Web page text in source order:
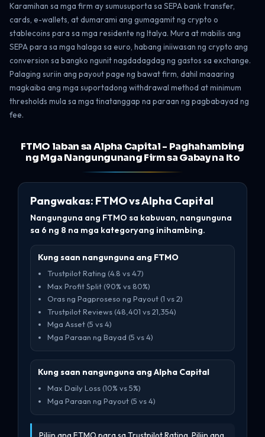
Karamihan sa mga firm ay sumusuporta sa SEPA bank transfer,
cards, e-wallets, at dumarami ang gumagamit ng crypto o
stablecoins para sa mga residente ng Italya. Mura at mabilis ang
SEPA para sa mga halaga sa euro, habang iniiwasan ng crypto ang
conversion sa bangko ngunit nagdadagdag ng gastos sa exchange.
Palaging suriin ang payout page ng bawat firm, dahil maaaring
magkaiba ang mga suportadong withdrawal method at minimum
thresholds mula sa mga tinatanggap na paraan ng pagbabayad ng
fee.
FTMO laban sa Alpha Capital - Paghahambing
ng Mga Nangungunang Firm sa Gabay na Ito
Pangwakas: FTMO vs Alpha Capital
Nangunguna ang FTMO sa kabuuan, nangunguna
sa 6 ng 8 na mga kategoryang inihambing.
Kung saan nangunguna ang FTMO
Trustpilot Rating (4.8 vs 4.7)
Max Profit Split (90% vs 80%)
Oras ng Pagproseso ng Payout (1 vs 2)
Trustpilot Reviews (48,401 vs 21,354)
Mga Asset (5 vs 4)
Mga Paraan ng Bayad (5 vs 4)
Kung saan nangunguna ang Alpha Capital
Max Daily Loss (10% vs 5%)
Mga Paraan ng Payout (5 vs 4)